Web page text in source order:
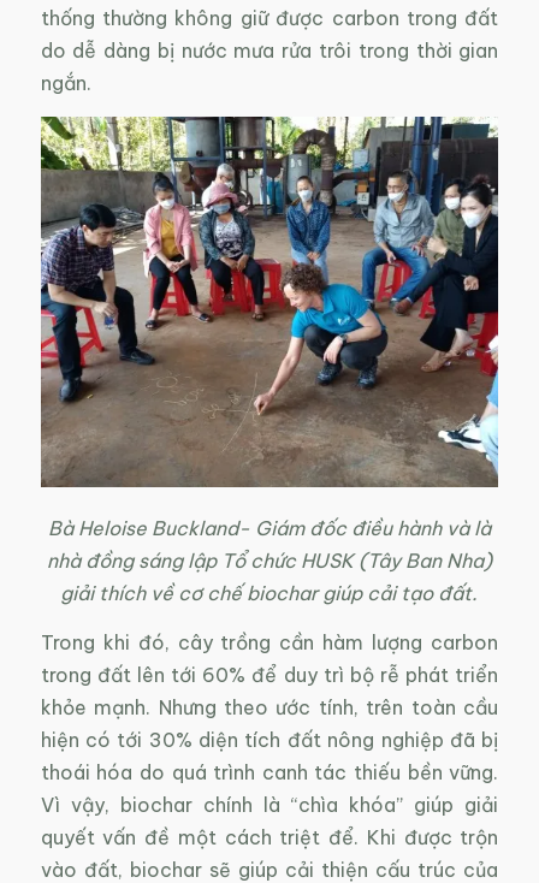
thống thường không giữ được carbon trong đất
do dễ dàng bị nước mưa rửa trôi trong thời gian
ngắn.
Bà Heloise Buckland- Giám đốc điều hành và là
nhà đồng sáng lập Tổ chức HUSK (Tây Ban Nha)
giải thích về cơ chế biochar giúp cải tạo đất.
Trong khi đó, cây trồng cần hàm lượng carbon
trong đất lên tới 60% để duy trì bộ rễ phát triển
khỏe mạnh. Nhưng theo ước tính, trên toàn cầu
hiện có tới 30% diện tích đất nông nghiệp đã bị
thoái hóa do quá trình canh tác thiếu bền vững.
Vì vậy, biochar chính là “chìa khóa” giúp giải
quyết vấn đề một cách triệt để. Khi được trộn
vào đất, biochar sẽ giúp cải thiện cấu trúc của